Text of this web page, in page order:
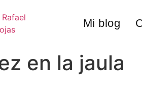
Mi blog
en la jaula